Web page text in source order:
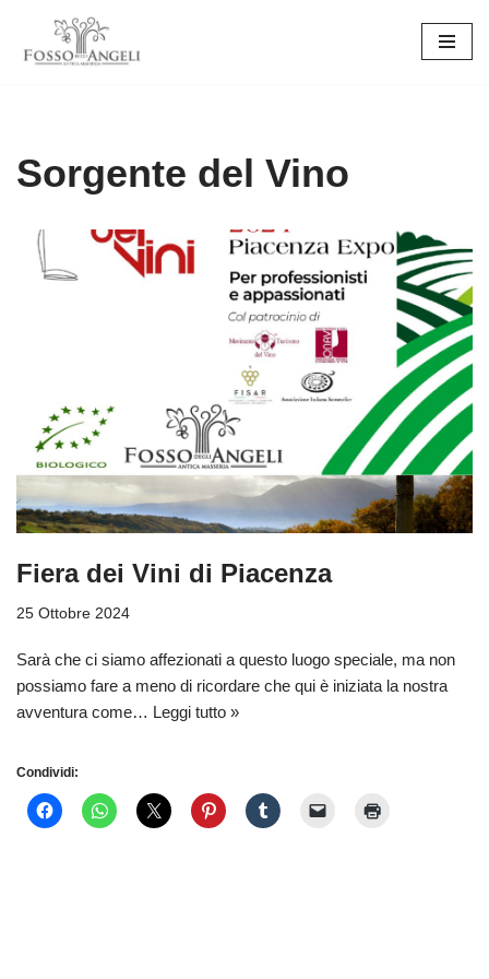
Vai
Sorgente del Vino
Fiera dei Vini di Piacenza
25 Ottobre 2024
Sarà che ci siamo affezionati a questo luogo speciale, ma non
possiamo fare a meno di ricordare che qui è iniziata la nostra
avventura come… Leggi tutto »
Condividi: